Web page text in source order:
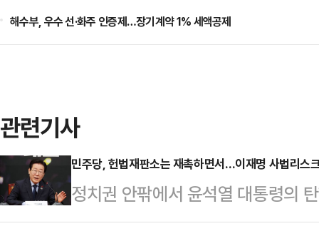
해수부, 우수 선·화주 인증제…장기계약 1% 세액공제
관련기사
민주당, 헌법재판소는 재촉하면서…이재명 사법리스
정치권 안팎에서 윤석열 대통령의
더불어민주당 대표의 사법리스크